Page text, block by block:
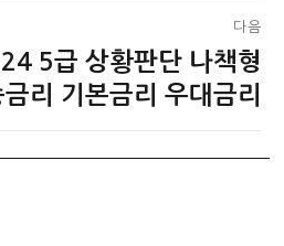
다음
5급 상황판단 나책형
리 기본금리 우대금리